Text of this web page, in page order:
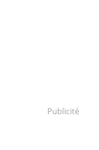
Publicité